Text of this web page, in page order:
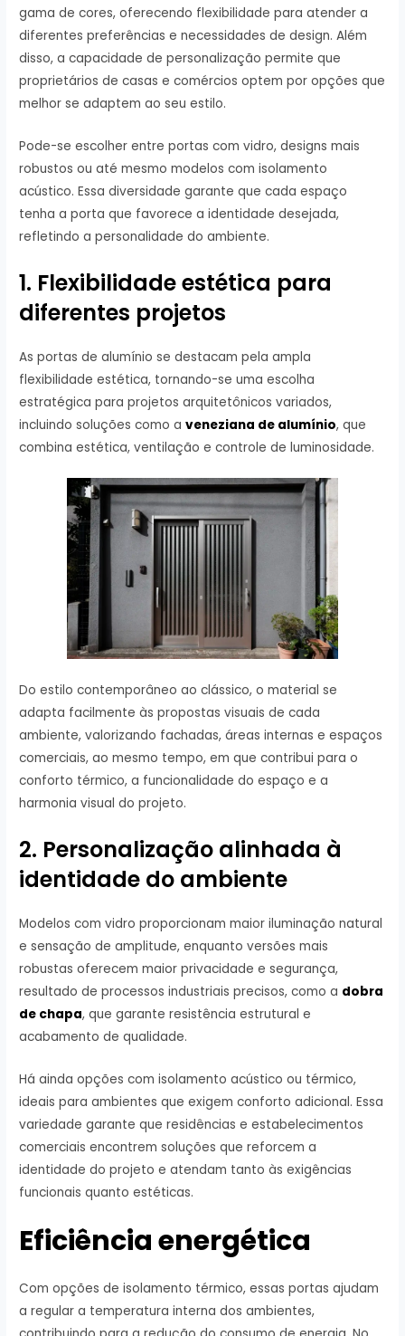
gama de cores, oferecendo flexibilidade para atender a
diferentes preferências e necessidades de design. Além
disso, a capacidade de personalização permite que
proprietários de casas e comércios optem por opções que
melhor se adaptem ao seu estilo.
Pode-se escolher entre portas com vidro, designs mais
robustos ou até mesmo modelos com isolamento
acústico. Essa diversidade garante que cada espaço
tenha a porta que favorece a identidade desejada,
refletindo a personalidade do ambiente.
1. Flexibilidade estética para
diferentes projetos
As portas de alumínio se destacam pela ampla
flexibilidade estética, tornando-se uma escolha
estratégica para projetos arquitetônicos variados,
incluindo soluções como aveneziana de alumínio, que
combina estética, ventilação e controle de luminosidade.
Do estilo contemporâneo ao clássico, o material se
adapta facilmente às propostas visuais de cada
ambiente, valorizando fachadas, áreas internas e espaços
comerciais, ao mesmo tempo, em que contribui para o
conforto térmico, a funcionalidade do espaço e a
harmonia visual do projeto.
2. Personalização alinhada à
identidade do ambiente
Modelos com vidro proporcionam maior iluminação natural
e sensação de amplitude, enquanto versões mais
robustas oferecem maior privacidade e segurança,
resultado de processos industriais precisos, como a dobra
de chapa, que garante resistência estrutural e
acabamento de qualidade.
Há ainda opções com isolamento acústico ou térmico,
ideais para ambientes que exigem conforto adicional. Essa
variedade garante que residências e estabelecimentos
comerciais encontrem soluções que reforcem a
identidade do projeto e atendam tanto às exigências
funcionais quanto estéticas.
Eficiência energética
Com opções de isolamento térmico, essas portas ajudam
a regular a temperatura interna dos ambientes,